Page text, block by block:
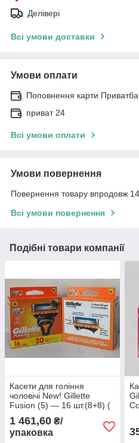
Делівері
Всі умови доставки
Умови оплати
Поповнення карти
приват 24
Всі умови оплати
Умови повернення
Повернення товару впродовж
Всі умови повернення
Подібні товари компанії
Касети для гоління
чоловічі New! Gillette
Fusion (5) — 16 шт.(8+8) (
ф'южин 5)
1 461,60 ₴/
упаковка